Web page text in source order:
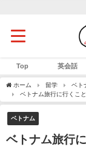
Top 英会話
ホーム 留学
ベト
ベトナム旅行に行くこ
ベトナム
ベトナム旅行